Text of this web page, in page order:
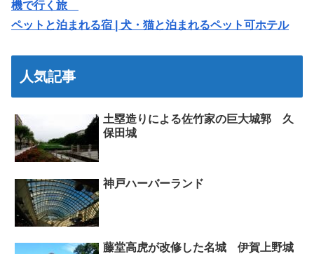
機で行く旅
ペットと泊まれる宿 | 犬・猫と泊まれるペット可ホテル
人気記事
土塁造りによる佐竹家の巨大城郭 久
保田城
神戸ハーバーランド
藤堂高虎が改修した名城 伊賀上野城